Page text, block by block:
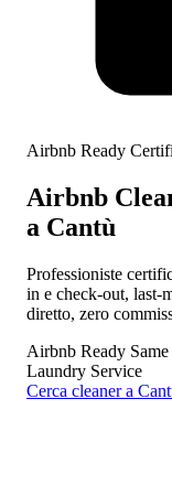
Airbnb Ready
Airbnb
a Cantù
Professioniste
in e check-out, last-
diretto, zero
Airbnb Ready
Laundry Service
Cerca cleaner a